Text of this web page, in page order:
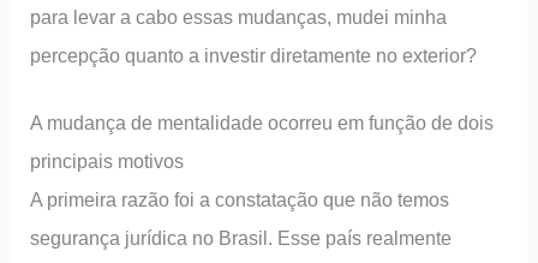
para levar a cabo essas mudanças, mudei minha
percepção quanto a investir diretamente no exterior?
A mudança de mentalidade ocorreu em função de dois
principais motivos
A primeira razão foi a constatação que não temos
segurança jurídica no Brasil. Esse país realmente